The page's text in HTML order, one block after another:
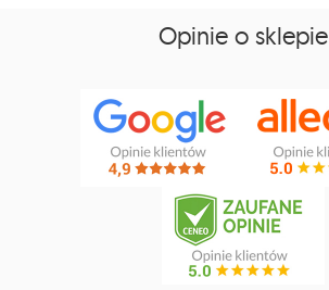
Opinie o sklepie